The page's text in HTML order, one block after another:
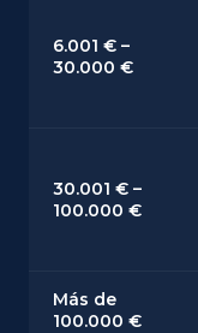
6.001 € –
30.000 €
30.001 € –
100.000 €
Más de
100.000 €